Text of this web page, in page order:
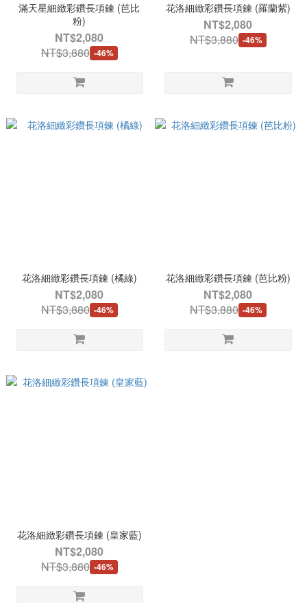
滿天星細緻彩鑽長項鍊 (芭比
粉)
NT$2,080
NT$3,880 -46%
花洛細緻彩鑽長項鍊 (羅蘭紫)
NT$2,080
NT$3,880 -46%
花洛細緻彩鑽長項鍊 (橘綠)
NT$2,080
NT$3,880 -46%
花洛細緻彩鑽長項鍊 (芭比粉)
NT$2,080
NT$3,880 -46%
花洛細緻彩鑽長項鍊 (皇家藍)
NT$2,080
NT$3,880 -46%